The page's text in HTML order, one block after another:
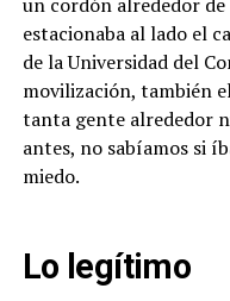
estacionaba al lado el
de la Universidad del
movilización, también
tanta gente alrededor
antes, no sabíamos si
miedo.
Lo legítimo